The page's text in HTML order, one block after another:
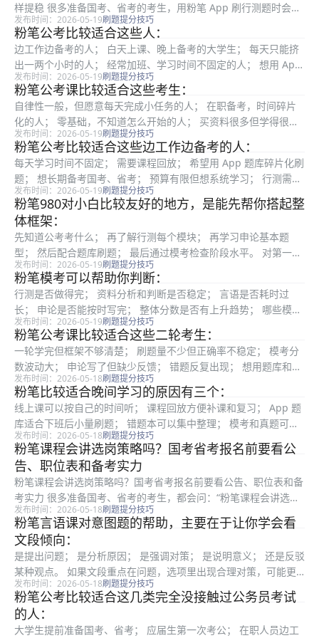
样提稳 很多准备国考、省考的考生，用粉笔 App 刷行测题时会遇
到一个问题：“粉笔行测刷题正确率低怎么办？”尤其是零基础、小
白、在职备考考生，刚开始刷题错得多，很容易怀疑自己是不是
不...
发布时间：2026-05-19刷题提分技巧
粉笔公考比较适合这些人：
边工作边备考的人； 白天上课、晚上备考的大学生； 每天只能挤
出一两个小时的人； 经常加班、学习时间不固定的人； 想用 App
题库保持题感的人； 需要课程回放补课的人； 想长期慢慢备考国
考、省考的人。 如果你的时间非常零散，建议不要一开始制...
发布时间：2026-05-19刷题提分技巧
粉笔公考课比较适合这些考生：
自律性一般，但愿意每天完成小任务的人； 在职备考，时间碎片
化的人； 零基础，不知道怎么开始的人； 买资料很多但学得很乱
的人； 刷题总是断断续续的人； 需要模考和错题反馈的人； 申论
不敢动笔的人。 如果你需要更强监督，也可以在粉笔学习基础
上，...
发布时间：2026-05-19刷题提分技巧
粉笔公考比较适合这些边工作边备考的人：
每天学习时间不固定； 需要课程回放； 希望用 App 题库碎片化刷
题； 想长期备考国考、省考； 预算有限但想系统学习； 行测需要
模块训练； 申论需要方法和批改反馈； 希望通过模考检查阶段水
平。 如果你下班后很难集中学习，也可以给自己增加固定...
发布时间：2026-05-19刷题提分技巧
粉笔980对小白比较友好的地方，是能先帮你搭起整
体框架：
先知道公考考什么； 再了解行测每个模块； 再学习申论基本题
型； 然后配合题库刷题； 最后通过模考检查阶段水平。 对第一次
考公的人来说，系统框架比单个技巧更重要。先把路走顺，再考虑
专项提升。 三、有基础的人可以把普通课程作为补充 如果你已经
学...
发布时间：2026-05-19刷题提分技巧
粉笔模考可以帮助你判断：
行测是否做得完； 资料分析和判断是否稳定； 言语是否耗时过
长； 申论是否能按时写完； 整体分数是否有上升趋势； 哪些模块
仍然拖后腿。 模考排名可以参考，但不能完全等同真实岗位竞
争。更重要的是模考后的复盘：错题是否减少，时间分配是否改
善，申论...
发布时间：2026-05-19刷题提分技巧
粉笔公考课比较适合这些二轮考生：
一轮学完但框架不够清楚； 刷题量不少但正确率不稳定； 模考分
数波动大； 申论写了但缺少反馈； 错题反复出现； 想用题库和模
考系统复盘； 二战考公需要重新找节奏； 在职备考想用回放和题
库灵活安排。 如果你已经很清楚自己的短板，也可以直接选择粉...
发布时间：2026-05-18刷题提分技巧
粉笔比较适合晚间学习的原因有三个：
线上课可以按自己的时间听； 课程回放方便补课和复习； App 题
库适合下班后小量刷题； 错题本可以集中整理； 模考和真题可以
放到周末完成。 也就是说，晚上下班后不一定要完成大任务，但
可以每天推进一点。 二、晚上下班后怎么用粉笔学行测？ 行测...
发布时间：2026-05-18刷题提分技巧
粉笔课程会讲选岗策略吗？国考省考报名前要看公
告、职位表和备考实力
粉笔课程会讲选岗策略吗？国考省考报名前要看公告、职位表和备
考实力 很多准备国考、省考的考生，都会问：“粉笔课程会讲选岗
策略吗？”这个问题很实际。因为公务员考试不是只看行测申论学
得怎么样，选岗也会影响竞争压力、进面难度和备考方向。尤其是
第一次...
发布时间：2026-05-18刷题提分技巧
粉笔言语课对意图题的帮助，主要在于让你学会看
文段倾向：
是提出问题； 是分析原因； 是强调对策； 是说明意义； 还是反驳
某种观点。 如果文段重点在问题，选项里出现合理对策，可能更
符合意图；如果文段只是在客观说明现象，就不能过度引申。 这
类题一定要配合错题复盘，不要只记答案。 五、逻辑填空正确率
不...
发布时间：2026-05-18刷题提分技巧
粉笔公考比较适合这几类完全没接触过公务员考试
的人：
大学生提前准备国考、省考； 应届生第一次考公； 在职人员边工